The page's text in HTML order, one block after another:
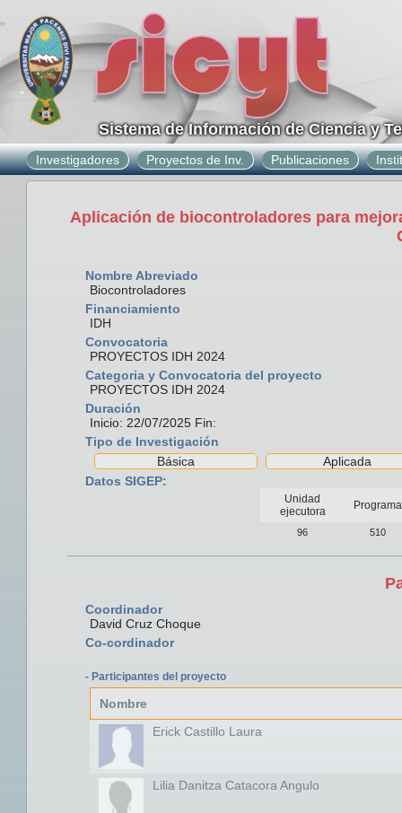
Sistema de Información de Ciencia y
Investigadores Proyectos de Inv. Publicaciones
Aplicación de biocontroladores para
Nombre Abreviado
Biocontroladores
Financiamiento
IDH
Convocatoria
PROYECTOS IDH 2024
Categoria y Convocatoria del proyecto
PROYECTOS IDH 2024
Duración
Inicio: 22/07/2025 Fin:
Tipo de Investigación
Básica
Aplicada
Datos SIGEP:
Unidad
ejecutora
Programa
96 510
Coordinador
David Cruz Choque
Co-cordinador
- Participantes del proyecto
Nombre
Erick Castillo Laura
Lilia Danitza Catacora Angulo